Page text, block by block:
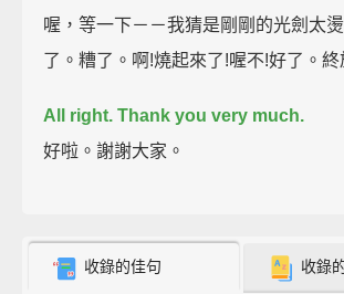
喔，等一下－－我猜是剛剛的光劍太
了。糟了。啊!燒起來了!喔不!好了。終
All right. Thank you very much.
好啦。謝謝大家。
收錄的佳句 收錄